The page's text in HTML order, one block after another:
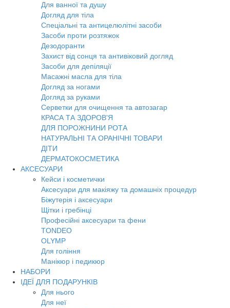
Для ванної та душу
Догляд для тіла
Спеціальні та антицелюлітні засоби
Засоби проти розтяжок
Дезодоранти
Захист від сонця та антивіковий догляд
Засоби для депіляції
Масажні масла для тіла
Догляд за ногами
Догляд за руками
Серветки для очищення та автозагар
КРАСА ТА ЗДОРОВ'Я
ДЛЯ ПОРОЖНИНИ РОТА
НАТУРАЛЬНІ ТА ОРАНІЧНІ ТОВАРИ
ДІТИ
ДЕРМАТОКОСМЕТИКА
АКСЕСУАРИ
Кейси і косметички
Аксесуари для макіяжу та домашніх процедур
Біжутерія і аксесуари
Щітки і гребінці
Професійні аксесуари та фени
TONDEO
OLYMP
Для гоління
Манікюр і педикюр
НАБОРИ
ІДЕЇ ДЛЯ ПОДАРУНКІВ
Для нього
Для неї